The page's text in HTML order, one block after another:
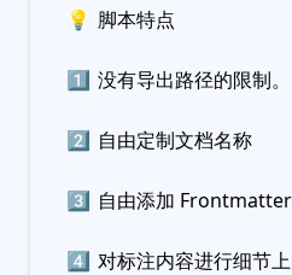
💡 脚本特点
1️⃣ 没有导出路径的限制。
2️⃣ 自由定制文档名称
3️⃣ 自由添加 Frontmatter
4️⃣ 对标注内容进行细节